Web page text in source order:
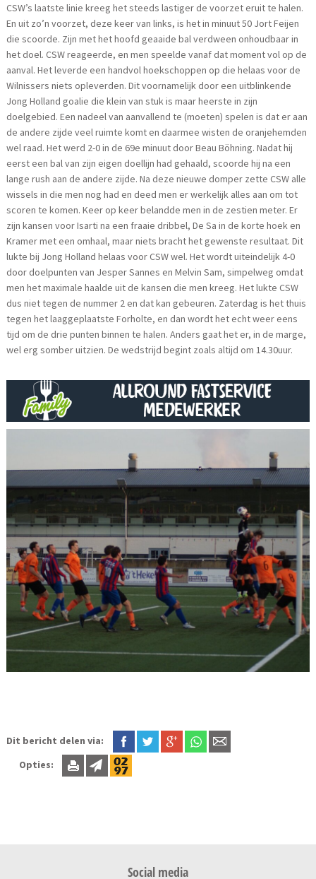
CSW’s laatste linie kreeg het steeds lastiger de voorzet eruit te halen.
En uit zo’n voorzet, deze keer van links, is het in minuut 50 Jort Feijen
die scoorde. Zijn met het hoofd geaaide bal verdween onhoudbaar in
het doel. CSW reageerde, en men speelde vanaf dat moment vol op de
aanval. Het leverde een handvol hoekschoppen op die helaas voor de
Wilnissers niets opleverden. Dit voornamelijk door een uitblinkende
Jong Holland goalie die klein van stuk is maar heerste in zijn
doelgebied. Een nadeel van aanvallend te (moeten) spelen is dat er aan
de andere zijde veel ruimte komt en daarmee wisten de oranjehemden
wel raad. Het werd 2-0 in de 69e minuut door Beau Böhning. Nadat hij
eerst een bal van zijn eigen doellijn had gehaald, scoorde hij na een
lange rush aan de andere zijde. Na deze nieuwe domper zette CSW alle
wissels in die men nog had en deed men er werkelijk alles aan om tot
scoren te komen. Keer op keer belandde men in de zestien meter. Er
zijn kansen voor Isarti na een fraaie dribbel, De Sa in de korte hoek en
Kramer met een omhaal, maar niets bracht het gewenste resultaat. Dit
lukte bij Jong Holland helaas voor CSW wel. Het wordt uiteindelijk 4-0
door doelpunten van Jesper Sannes en Melvin Sam, simpelweg omdat
men het maximale haalde uit de kansen die men kreeg. Het lukte CSW
dus niet tegen de nummer 2 en dat kan gebeuren. Zaterdag is het thuis
tegen het laaggeplaatste Forholte, en dan wordt het echt weer eens
tijd om de drie punten binnen te halen. Anders gaat het er, in de marge,
wel erg somber uitzien. De wedstrijd begint zoals altijd om 14.30uur.
Dit bericht delen via:
Opties:
Social media